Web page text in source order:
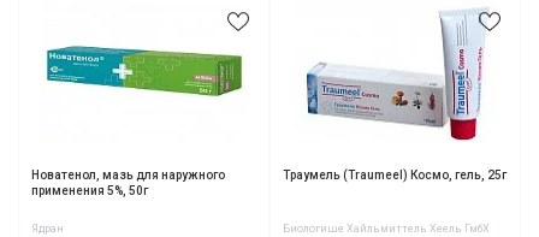
Новатенол, мазь для наружного
применения 5%, 50г
Ядран
Траумель (Traumeel) Космо, гель, 25г
Биологише Хайльмиттель Хеель ГмбХ